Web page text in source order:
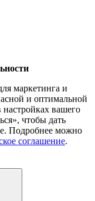
маркетинга и
и оптимальной
вашего
чтобы дать
Подробнее можно
соглашение.